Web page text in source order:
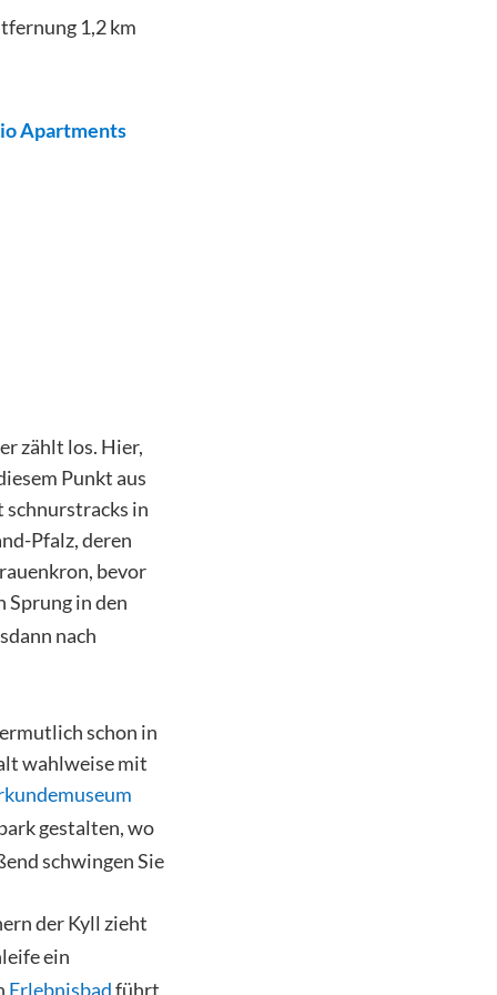
1,2km
Apartments
zählt los. Hier,
Punkt aus
schnurstracks in
Pfalz, deren
bevor
Sprung in den
nach
schon in
wahlweise mit
gestalten, wo
schwingen Sie
der Kyll zieht
ein
Erlebnisbadführt